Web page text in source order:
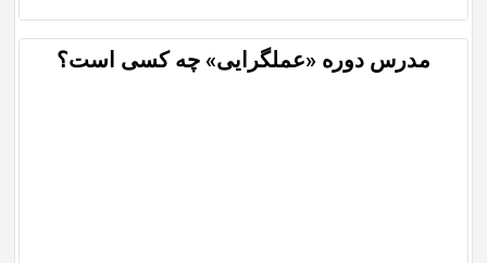
مدرس دوره «عملگرایی» چه کسی است؟